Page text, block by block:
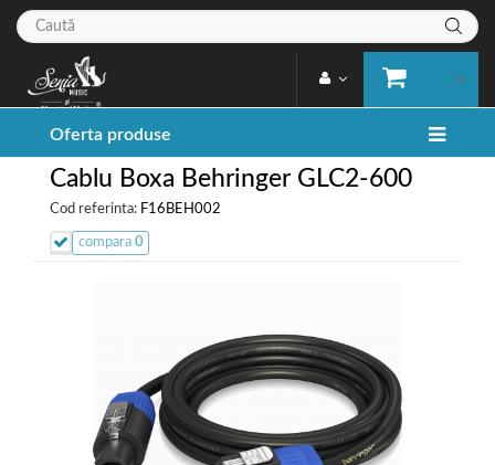
Oferta produse
Cablu Boxa Behringer GLC2-600
Cod referinta: F16BEH002
compara 0